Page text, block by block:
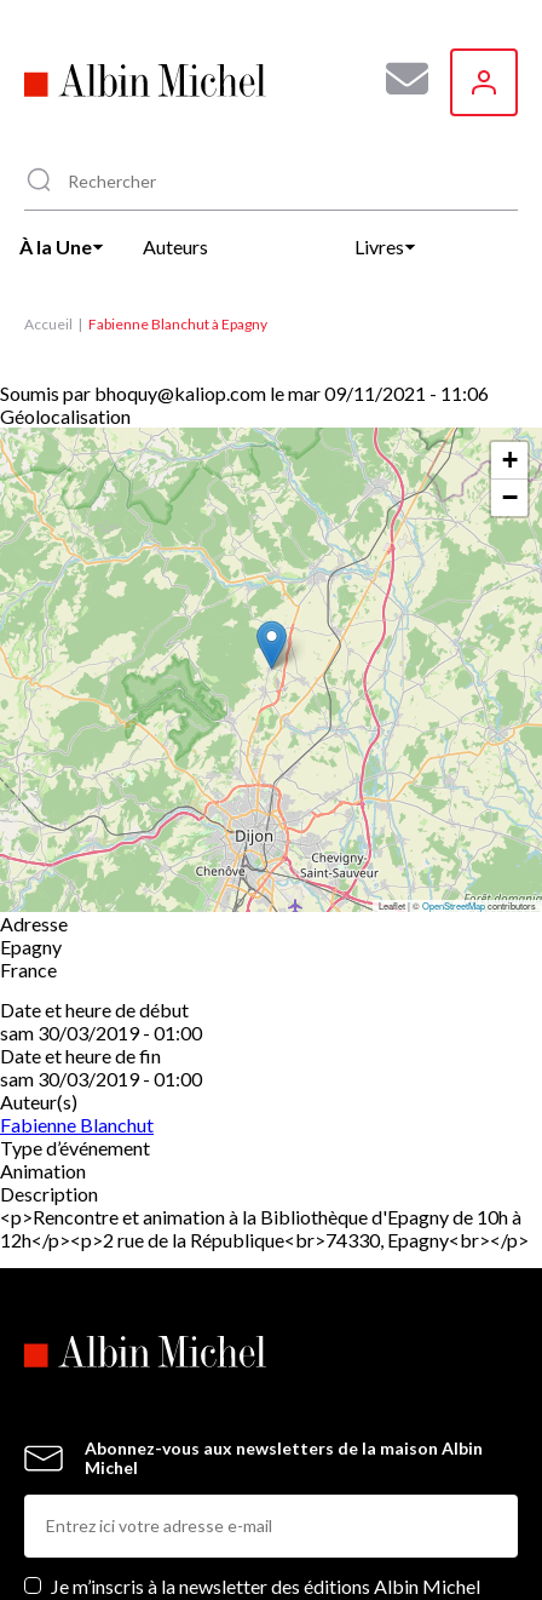
principal
À la Une Auteurs Livres
Accueil Fabienne Blanchut à Epagny
Soumis par bhoquy@kaliop.com lemar 09/11/2021 - 11:06
Géolocalisation
+
−
Leaflet | ©OpenStreetMapcontributors
Adresse
Epagny
France
Date et heure de début
sam 30/03/2019 - 01:00
Date et heure de fin
sam 30/03/2019 - 01:00
Auteur(s)
Fabienne Blanchut
Type d’événement
Animation
Description
<p>Rencontre et animation à la Bibliothèque d'Epagny de 10h à
12h</p><p>2 rue de la République<br>74330, Epagny<br></p>
Abonnez-vous aux newsletters de la maison Albin
Michel
Newsletters
Je m’inscris à la newsletter des éditions Albin Michel